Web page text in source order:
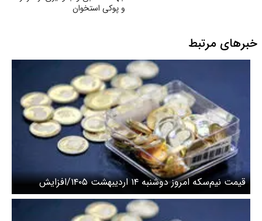
و پوکی استخوان
خبرهای مرتبط
قیمت نیم‌سکه امروز دوشنبه ۱۴ اردیبهشت ۱۴۰۵/افزایش
قیمت سکه